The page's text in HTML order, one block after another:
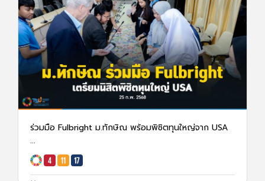
ร่วมมือ Fulbright ม.ทักษิณ พร้อมพิชิตทุนใหญ่จาก USA
...